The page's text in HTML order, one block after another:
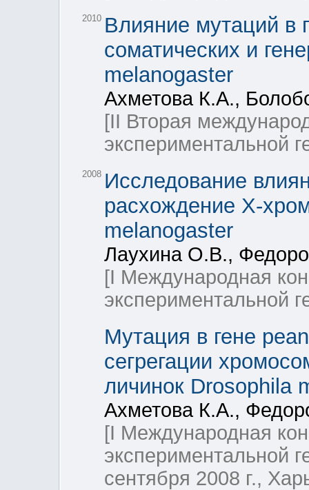
2010 Влияние мутаций в
соматических и
melanogaster
Ахметова К.А.,
[II Вторая
экспериментальной
2008 Исследование
расхождение Х-
melanogaster
Лаухина О.В.,
[I Международная
экспериментальной
Мутация в гене
сегрегации
личинок Drosophila
Ахметова К.А.,
[I Международная
экспериментальной
сентября 2008 г.,